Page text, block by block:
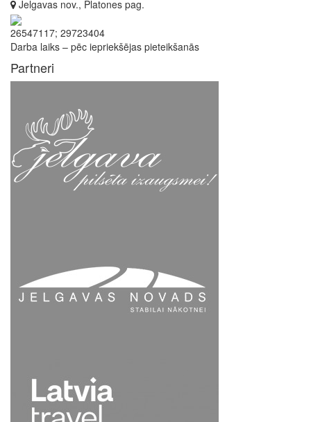
Jelgavas nov., Platones pag.
26547117; 29723404
Darba laiks – pēc iepriekšējas pieteikšanās
Partneri